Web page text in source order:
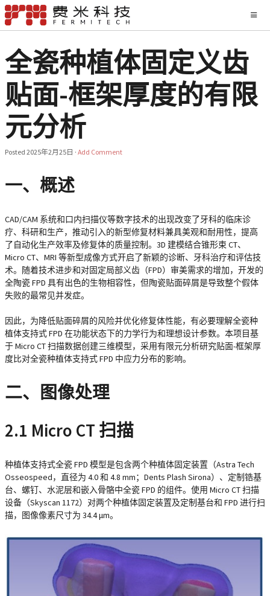
全瓷种植体固定义齿
贴面-框架厚度的有限
元分析
Posted 2025年2月25日 · Add Comment
一、概述
CAD/CAM 系统和口内扫描仪等数字技术的出现改变了牙科的临床诊
疗、科研和生产，推动引入的新型修复材料兼具美观和耐用性，提高
了自动化生产效率及修复体的质量控制。3D 建模结合锥形束 CT、
Micro CT、MRI 等新型成像方式开启了新颖的诊断、牙科治疗和评估技
术。随着技术进步和对固定局部义齿（FPD）审美需求的增加，开发的
全陶瓷 FPD 具有出色的生物相容性，但陶瓷贴面碎屑是导致整个假体
失败的最常见并发症。
因此，为降低贴面碎屑的风险并优化修复体性能，有必要理解全瓷种
植体支持式 FPD 在功能状态下的力学行为和理想设计参数。本项目基
于 Micro CT 扫描数据创建三维模型，采用有限元分析研究贴面-框架厚
度比对全瓷种植体支持式 FPD 中应力分布的影响。
二、图像处理
2.1 Micro CT 扫描
种植体支持式全瓷 FPD 模型是包含两个种植体固定装置（Astra Tech
Osseospeed，直径为 4.0 和 4.8 mm；Dents Plash Sirona）、定制锆基
台、螺钉、水泥层和嵌入骨骼中全瓷 FPD 的组件。使用 Micro CT 扫描
设备（Skyscan 1172）对两个种植体固定装置及定制基台和 FPD 进行扫
描，图像像素尺寸为 34.4 μm。